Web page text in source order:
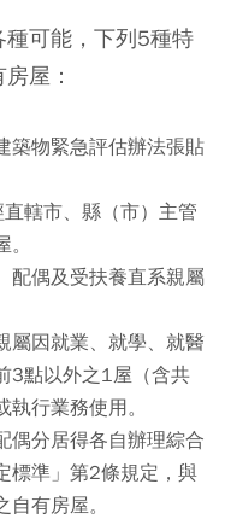
可能，下列5種特
屋：
築物緊急評估辦法張貼
轄市、縣（市）主管
配偶及受扶養直系親屬
屬因就業、就學、就醫
3點以外之1屋（含共
行業務使用。
偶分居得各自辦理綜合
標準」第2條規定，與
有房屋。